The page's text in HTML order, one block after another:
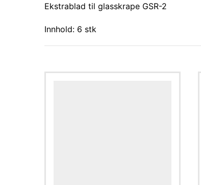
Ekstrablad til glasskrape GSR-2
Innhold: 6 stk